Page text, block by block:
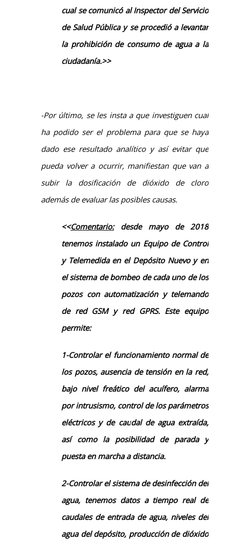
cual se comunicó al Inspector del Servicio
de Salud Pública y se procedió a levantar
la prohibición de consumo de agua a la
ciudadanía.>>
-Por último, se les insta a que investiguen cual
ha podido ser el problema para que se haya
dado ese resultado analítico y así evitar que
pueda volver a ocurrir, manifiestan que van a
subir la dosificación de dióxido de cloro
además de evaluar las posibles causas.
<<Comentario:desde mayo de 2018
tenemos instalado un Equipo de Control
y Telemedida en el Depósito Nuevo y en
el sistema de bombeo de cada uno de los
pozos con automatización y telemando
de red GSM y red GPRS. Este equipo
permite:
1-Controlar el funcionamiento normal de
los pozos, ausencia de tensión en la red,
bajo nivel freático del acuífero, alarma
por intrusismo, control de los parámetros
eléctricos y de caudal de agua extraída,
así como la posibilidad de parada y
puesta en marcha a distancia.
2-Controlar el sistema de desinfección del
agua, tenemos datos a tiempo real de
caudales de entrada de agua, niveles del
agua del depósito, producción de dióxido